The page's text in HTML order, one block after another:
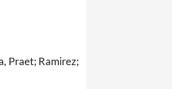
Praet; Ramirez;